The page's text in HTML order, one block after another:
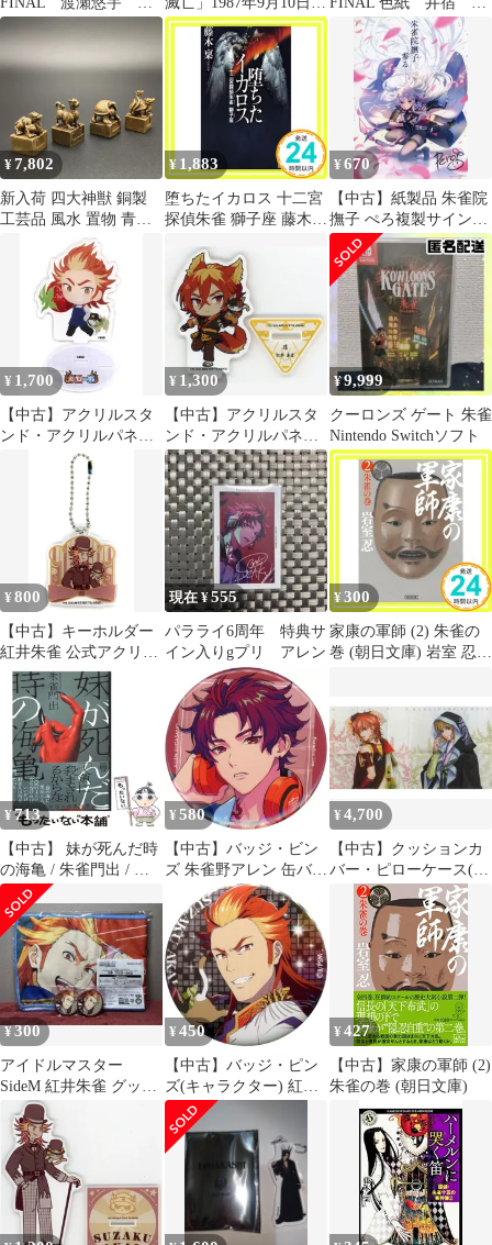
リアステッカーセッ
ト 翼宿 朱雀
版発行 河出書房新社
宿 翼宿 渡瀬悠宇
¥7,802
新入荷 四大神獣 銅製
工芸品 風水 置物 青
龍、白虎、朱雀、玄
武 セット インテリア
¥ 1,883
堕ちたイカロス 十二宮
探偵朱雀 獅子座 藤木
¥670
【中古】紙製品 朱雀院
撫子 ぺろ複製サイン入
りB5イラストカード
「PCソフト 刹那にかけ
る恋はなび」 メーカー
早期予約特典
¥ 1,700
【中古】アクリルスタ
ンド・アクリルパネル
紅井朱雀 「アイドルマ
スター SideM Mフェス
2021×CharaDri!! アクリ
ルスタンド Dグルー
¥ 1,300
【中古】アクリルスタ
ンド・アクリルパネル
紅井朱雀 公式ミニアク
リルスタンド 「THE
IDOLM＠STER SideM
PASSIONABLE
READING SHOW ～天
地四心伝～」
¥9,999
クーロンズ ゲート 朱雀
Nintendo Switchソフト
¥800
【中古】キーホルダー
紅井朱雀 公式アクリル
チャーム 「アイドルマ
スター SideM×オビワ
ン」
現在 ¥555
パラライ6周年 特典サ
イン入りgプリ アレン
¥300
家康の軍師 (2) 朱雀の
巻 (朝日文庫) 岩室 忍
¥713
【中古】 妹が死んだ時
の海亀 / 朱雀門出 / 竹
書房
¥ 580
【中古】バッジ・ビン
ズ 朱雀野アレン 缶バッ
ジ 「Gくじ Paradox
Live OOTD Ver.1」 D賞
¥4,700
【中古】クッションカ
バー・ピローケース(キ
ャラクター) 朱雀(ヒノ
エ/武蔵坊弁慶) クッシ
ョンカバー 「遙かなる
時空の中で3」
¥300
アイドルマスター
SideM 紅井朱雀 グッズ
まとめ売り
¥ 450
【中古】バッジ・ピン
ズ(キャラクター) 紅井
朱雀 「アイドルマスタ
ー SideM トレーディン
グ缶バッジ ～1st＆2nd
STAGE～ 第2弾」
¥427
【中古】家康の軍師 (2)
朱雀の巻 (朝日文庫)